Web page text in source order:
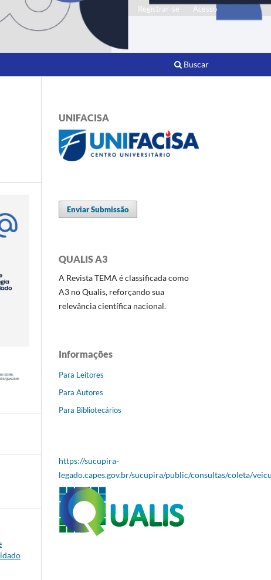
Buscar
Registrar-se Acesso
UNIFACISA
Enviar Submissão
QUALIS A3
A Revista TEMA é classificada como
A3 no Qualis, reforçando sua
relevância científica nacional.
Informações
Para Leitores
Para Autores
Para Bibliotecários
https://sucupira-
legado.capes.gov.br/sucupira/public/consultas/coleta/